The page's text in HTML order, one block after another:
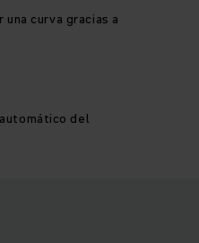
curva gracias a
del